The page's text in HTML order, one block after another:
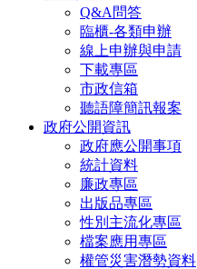
Q&A問答
臨櫃-各類申辦
線上申辦與申請
下載專區
市政信箱
聽語障簡訊報案
政府公開資訊
政府應公開事項
統計資料
廉政專區
出版品專區
性別主流化專區
檔案應用專區
權管災害潛勢資料